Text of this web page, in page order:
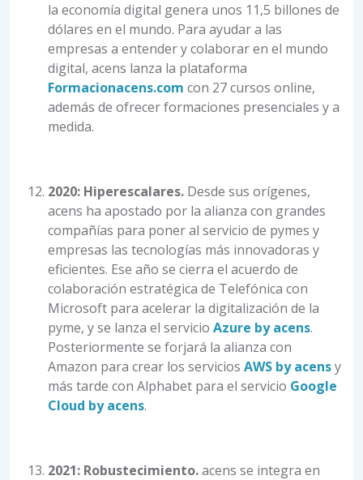
la economía digital genera unos 11,5 billones de
dólares en el mundo. Para ayudar a las
empresas a entender y colaborar en el mundo
digital, acens lanza la plataforma
Formacionacens.com con 27 cursos online,
además de ofrecer formaciones presenciales y a
medida.
2020: Hiperescalares. Desde sus orígenes,
acens ha apostado por la alianza con grandes
compañías para poner al servicio de pymes y
empresas las tecnologías más innovadoras y
eficientes. Ese año se cierra el acuerdo de
colaboración estratégica de Telefónica con
Microsoft para acelerar la digitalización de la
pyme, y se lanza el servicio Azure by acens.
Posteriormente se forjará la alianza con
Amazon para crear los servicios AWS by acensy
más tarde con Alphabet para el servicio Google
Cloud by acens.
2021: Robustecimiento.acens se integra en